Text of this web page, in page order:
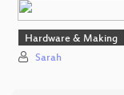
Hardware & Making
Sarah